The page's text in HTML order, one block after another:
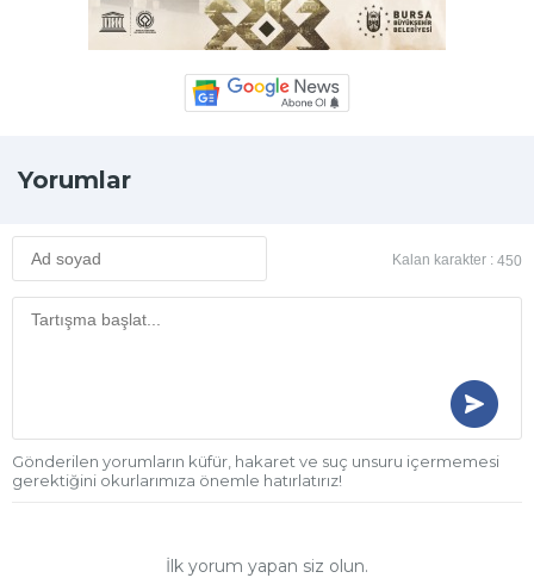
Yorumlar
Kalan karakter : 450
Gönderilen yorumların küfür, hakaret ve suç unsuru içermemesi
gerektiğini okurlarımıza önemle hatırlatırız!
İlk yorum yapan siz olun.